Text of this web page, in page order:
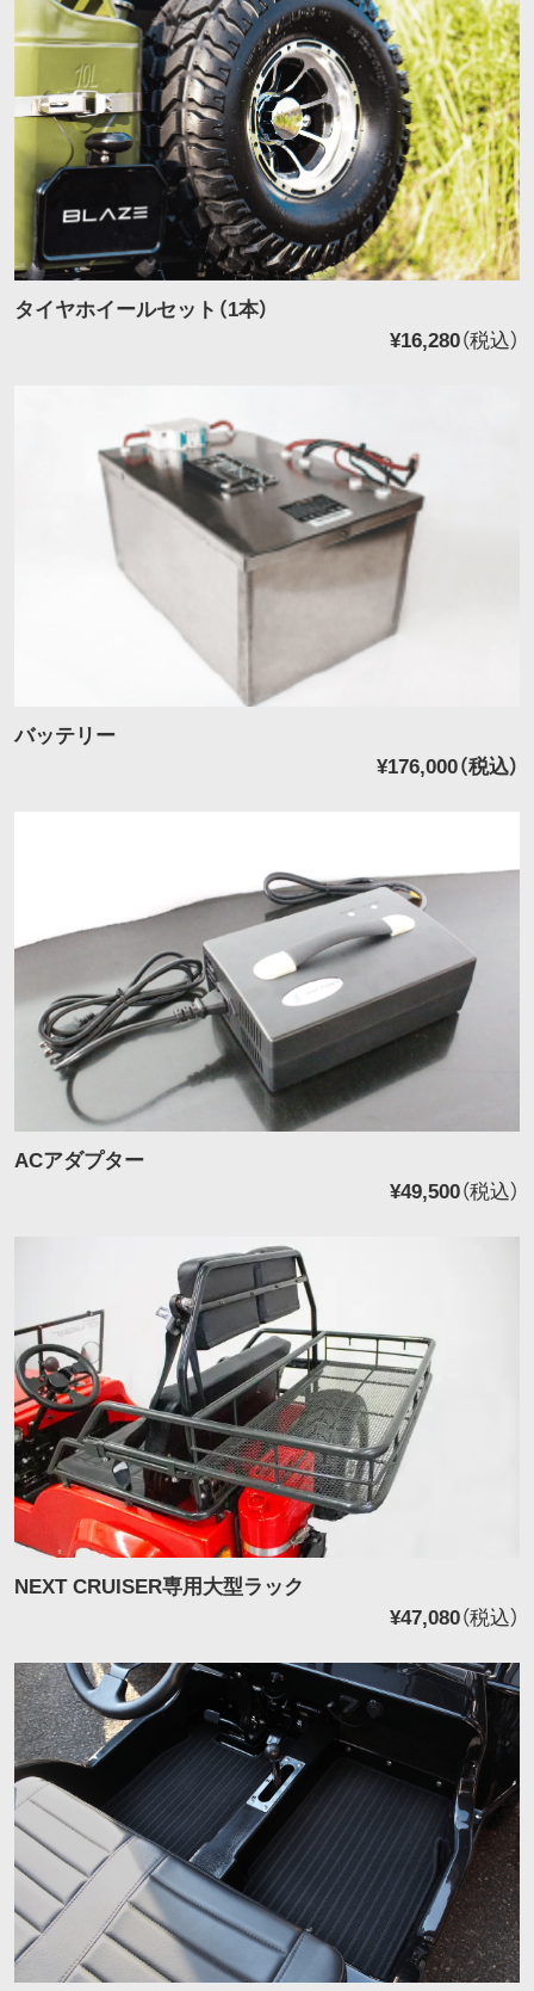
タイヤホイールセット（1本）
¥16,280（税込）
バッテリー
¥176,000（税込）
ACアダプター
¥49,500（税込）
NEXT CRUISER専用大型ラック
¥47,080（税込）